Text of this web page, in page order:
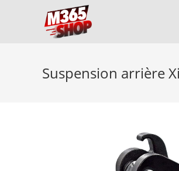
Suspension arrière